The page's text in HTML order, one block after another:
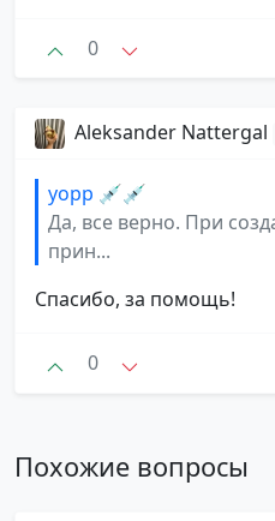
0
Aleksander Nattergal
yopp 💉💉
Да, все верно. При
прин...
Спасибо, за помощь!
0
Похожие вопросы